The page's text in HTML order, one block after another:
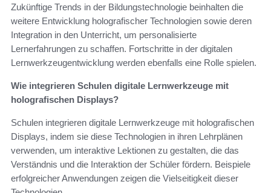
Zukünftige Trends in der Bildungstechnologie beinhalten die
weitere Entwicklung holografischer Technologien sowie deren
Integration in den Unterricht, um personalisierte
Lernerfahrungen zu schaffen. Fortschritte in der digitalen
Lernwerkzeugentwicklung werden ebenfalls eine Rolle spielen.
Wie integrieren Schulen digitale Lernwerkzeuge mit
holografischen Displays?
Schulen integrieren digitale Lernwerkzeuge mit holografischen
Displays, indem sie diese Technologien in ihren Lehrplänen
verwenden, um interaktive Lektionen zu gestalten, die das
Verständnis und die Interaktion der Schüler fördern. Beispiele
erfolgreicher Anwendungen zeigen die Vielseitigkeit dieser